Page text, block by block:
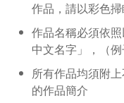
作品，請以彩色
作品名稱必須依
中文名字」，（
所有作品均須附
的作品簡介